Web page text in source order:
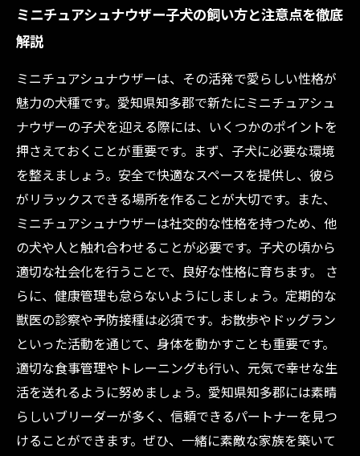
ミニチュアシュナウザー子犬の飼い方と注意点を徹底
解説
ミニチュアシュナウザーは、その活発で愛らしい性格が
魅力の犬種です。愛知県知多郡で新たにミニチュアシュ
ナウザーの子犬を迎える際には、いくつかのポイントを
押さえておくことが重要です。まず、子犬に必要な環境
を整えましょう。安全で快適なスペースを提供し、彼ら
がリラックスできる場所を作ることが大切です。また、
ミニチュアシュナウザーは社交的な性格を持つため、他
の犬や人と触れ合わせることが必要です。子犬の頃から
適切な社会化を行うことで、良好な性格に育ちます。 さ
らに、健康管理も怠らないようにしましょう。定期的な
獣医の診察や予防接種は必須です。お散歩やドッグラン
といった活動を通じて、身体を動かすことも重要です。
適切な食事管理やトレーニングも行い、元気で幸せな生
活を送れるように努めましょう。愛知県知多郡には素晴
らしいブリーダーが多く、信頼できるパートナーを見つ
けることができます。ぜひ、一緒に素敵な家族を築いて